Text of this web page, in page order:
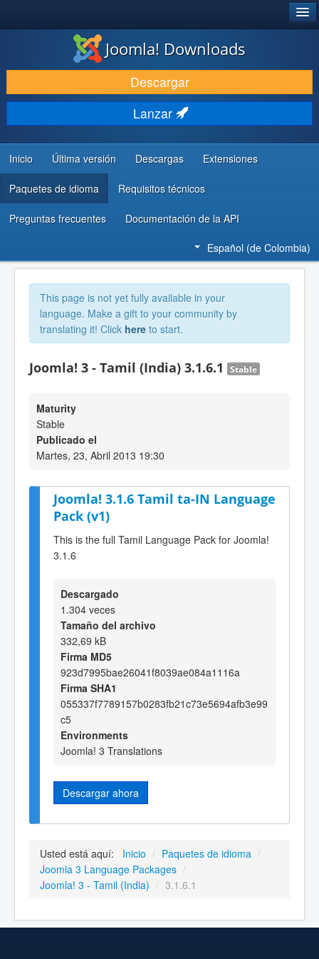
DESCARGAR
DESCUBRE Y APRENDE
COMUNIDAD Y AYUDA
RECURSOS PARA DESARROLLADORES
Joomla! Downloads
Descargar
Lanzar
Inicio Última versión Descargas Extensiones
Paquetes de idioma Requisitos técnicos
Preguntas frecuentes Documentación de la API
Español (de Colombia)
This page is not yet fully available in your
language. Make a gift to your community by
translating it! Click here to start.
Joomla! 3 - Tamil (India) 3.1.6.1 Stable
Maturity
Stable
Publicado el
Martes, 23, Abril 2013 19:30
Joomla! 3.1.6 Tamil ta-IN Language
Pack (v1)
This is the full Tamil Language Pack for Joomla!
3.1.6
Descargado
1.304 veces
Tamaño del archivo
332,69 kB
Firma MD5
923d7995bae26041f8039ae084a1116a
Firma SHA1
055337f7789157b0283fb21c73e5694afb3e99
c5
Environments
Joomla! 3 Translations
Descargar ahora
Usted está aquí: Inicio / Paquetes de idioma /
Joomla 3 Language Packages /
Joomla! 3 - Tamil (India) / 3.1.6.1